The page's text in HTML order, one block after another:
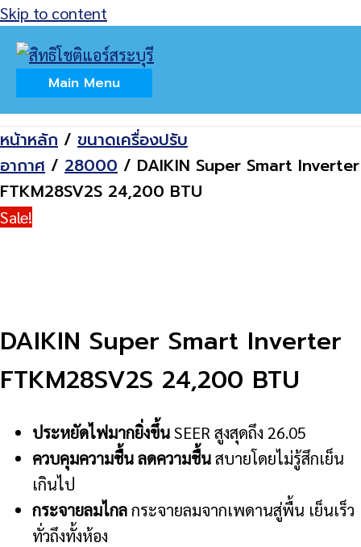
Skip to content
Main Menu
Home
สินค้า
DAIKIN Super Smart Inverter
FTKM28SV2S 24,200 BTU
หน้าหลัก / ขนาดเครื่องปรับ
อากาศ / 28000 / DAIKIN Super Smart Inverter
FTKM28SV2S 24,200 BTU
Sale!
DAIKIN Super Smart Inverter
FTKM28SV2S 24,200 BTU
ประหยัดไฟมากยิ่งขึ้นSEER สูงสุดถึง 26.05
ควบคุมความชื้น ลดความชื้นสบายโดยไม่รู้สึกเย็น
เกินไป
กระจายลมไกลกระจายลมจากเพดานสู่พื้น เย็นเร็ว
ทั่วถึงทั้งห้อง